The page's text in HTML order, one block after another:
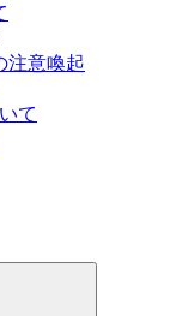
注意喚起
て